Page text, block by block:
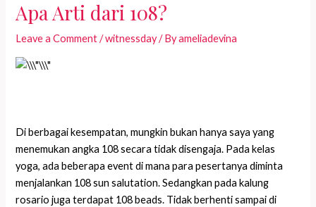
Apa Arti dari 108?
Leave a Comment /witnessday/ Byameliadevina
Di berbagai kesempatan, mungkin bukan hanya saya yang
menemukan angka 108 secara tidak disengaja. Pada kelas
yoga, ada beberapa event di mana para pesertanya diminta
menjalankan 108 sun salutation. Sedangkan pada kalung
rosario juga terdapat 108 beads. Tidak berhenti sampai di